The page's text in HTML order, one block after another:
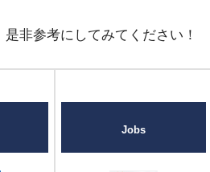
非参考にしてみてください！
Jobs